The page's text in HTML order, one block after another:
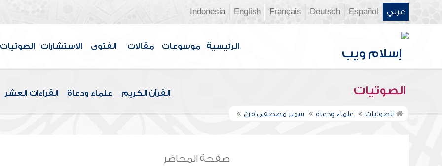
عربي Español
Deutsch
Français
English
Indonesia
الرئيسية موسوعات مقالات الفتوى الاستشارات الصوتيات
الصوتيات القرآن الكريم علماء ودعاة القراءات العشر
الصوتيات علماء ودعاة سمير مصطفى فرج
صفحة المحاضر